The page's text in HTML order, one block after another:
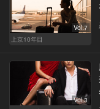
Vol.7
上京10年目
Vol.3